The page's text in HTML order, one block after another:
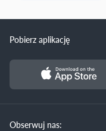
Pobierz aplikację
Obserwuj nas: